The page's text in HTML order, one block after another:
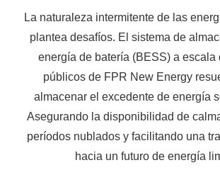
La naturaleza intermitente de las
plantea desafíos. El sistema de
energía de batería (BESS) a escala
públicos de FPR New Energy
almacenar el excedente de energía
Asegurando la disponibilidad de
períodos nublados y facilitando una
hacia un futuro de energía